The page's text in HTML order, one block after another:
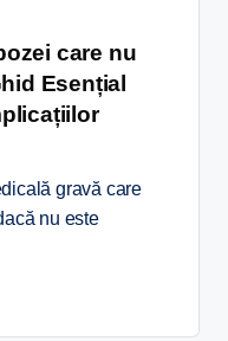
care nu
Esențial
gravă care
nu este